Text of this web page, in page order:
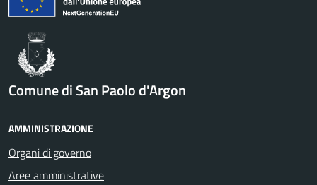
Comune di San Paolo d'Argon
AMMINISTRAZIONE
Organi di governo
Aree amministrative